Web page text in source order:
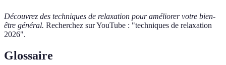
Découvrez des techniques de relaxation pour améliorer votre bien-
être général. Recherchez sur YouTube : "techniques de relaxation
2026".
Glossaire